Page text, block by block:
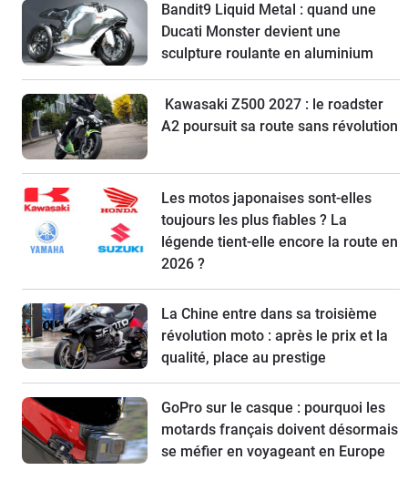
Bandit9 Liquid Metal : quand une
Ducati Monster devient une
sculpture roulante en aluminium
Kawasaki Z500 2027 : le roadster
A2 poursuit sa route sans révolution
Les motos japonaises sont-elles
toujours les plus fiables ? La
légende tient-elle encore la route en
2026 ?
La Chine entre dans sa troisième
révolution moto : après le prix et la
qualité, place au prestige
GoPro sur le casque : pourquoi les
motards français doivent désormais
se méfier en voyageant en Europe